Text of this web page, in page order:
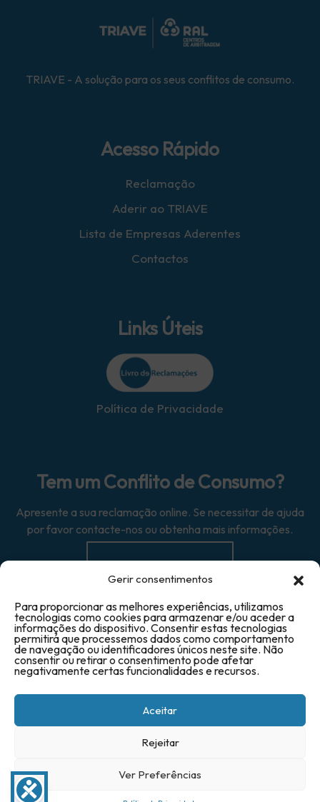
Gerir consentimentos
Para proporcionar as melhores experiências, utilizamos
tecnologias como cookies para armazenar e/ou aceder a
informações do dispositivo. Consentir estas tecnologias
permitirá que processemos dados como comportamento
de navegação ou identificadores únicos neste site. Não
consentir ou retirar o consentimento pode afetar
negativamente certas funcionalidades e recursos.
Aceitar
Rejeitar
Ver Preferências
TRIAVE - A solução para os seus conflitos de consumo.
Acesso Rápido
Reclamação
Aderir ao TRIAVE
Lista de Empresas Aderentes
Contactos
Links Úteis
Política de Privacidade
Tem um Conflito de Consumo?
Apresente a sua reclamação online. Se necessitar de ajuda
por favor contacte-nos ou obtenha mais informações.
© 2025 Triave - Todos os direitos reservados